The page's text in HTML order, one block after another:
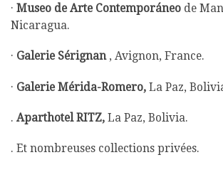
· Museo de Arte Contemporáneo de
Nicaragua.
· Galerie Sérignan, Avignon, France.
· Galerie Mérida-Romero, La Paz,
. Aparthotel RITZ, La Paz, Bolivia.
. Et nombreuses collections privées.